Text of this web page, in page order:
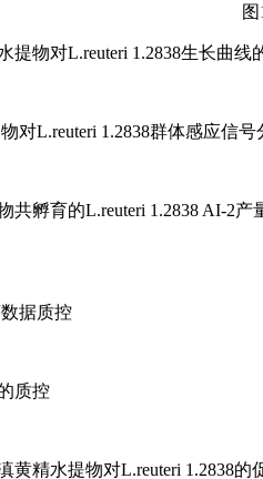
提物对L.reuteri 1.2838生长曲线
对L.reuteri 1.2838群体感应信
共孵育的L.reuteri 1.2838 AI-2
据质控
质控
黄精水提物对L.reuteri 1.2838